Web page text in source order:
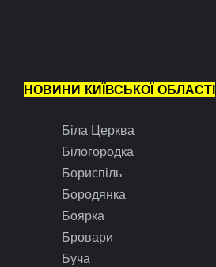
НОВИНИ КИЇВСЬКОЇ ОБЛАСТІ
Біла Церква
Білогородка
Бориспіль
Бородянка
Боярка
Бровари
Буча